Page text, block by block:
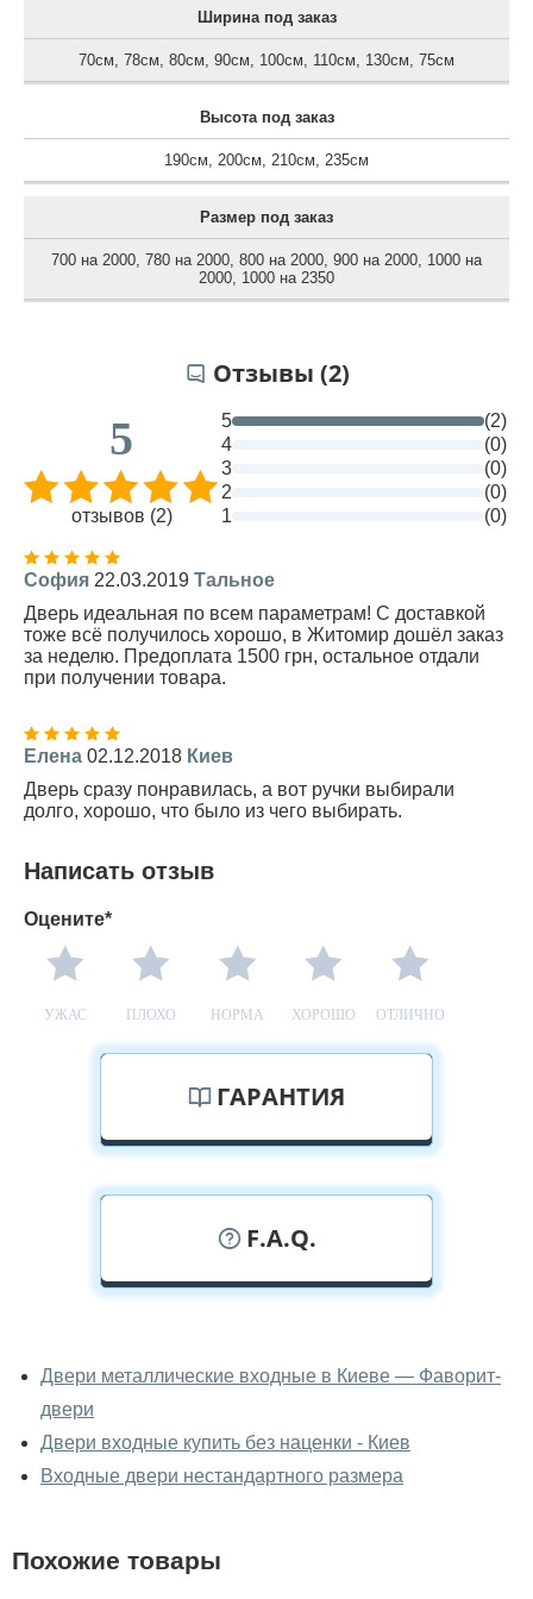
Ширина под заказ
70см, 78см, 80см, 90см, 100см, 110см, 130см, 75см
Высота под заказ
190см, 200см, 210см, 235см
Размер под заказ
700 на 2000, 780 на 2000, 800 на 2000, 900 на 2000, 1000 на
2000, 1000 на 2350
Отзывы (2)
5
отзывов (2)
5
(2)
4
(0)
3
(0)
2
(0)
1
(0)
София 22.03.2019 Тальное
Дверь идеальная по всем параметрам! С доставкой
тоже всё получилось хорошо, в Житомир дошёл заказ
за неделю. Предоплата 1500 грн, остальное отдали
при получении товара.
Елена 02.12.2018 Киев
Дверь сразу понравилась, а вот ручки выбирали
долго, хорошо, что было из чего выбирать.
Написать отзыв
Оцените*
УЖАС ПЛОХО НОРМА ХОРОШО ОТЛИЧНО
ГАРАНТИЯ
F.A.Q.
входные вживую?
Да, можно посмотреть двери входные в нашем
фирменном салоне-магазине.
У вас большой магазин?
дверей.
Двери металлические входные в Киеве — Фаворит-
двери
Двери входные купить без наценки - Киев
Входные двери нестандартного размера
Похожие товары